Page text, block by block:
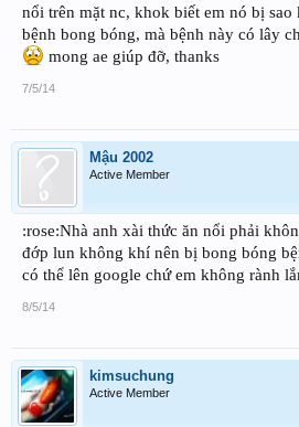
nổi trên mặt nc, khok biết em nó bị
bệnh bong bóng, mà bệnh này có lây
mong ae giúp đỡ, thanks
7/5/14
Mậu 2002
Active Member
:rose:Nhà anh xài thức ăn nổi phải
đớp lun không khí nên bị bong bóng
có thể lên google chứ em không rành
8/5/14
kimsuchung
Active Member